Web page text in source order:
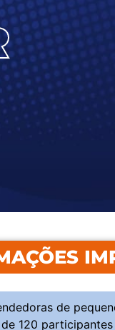
de
120